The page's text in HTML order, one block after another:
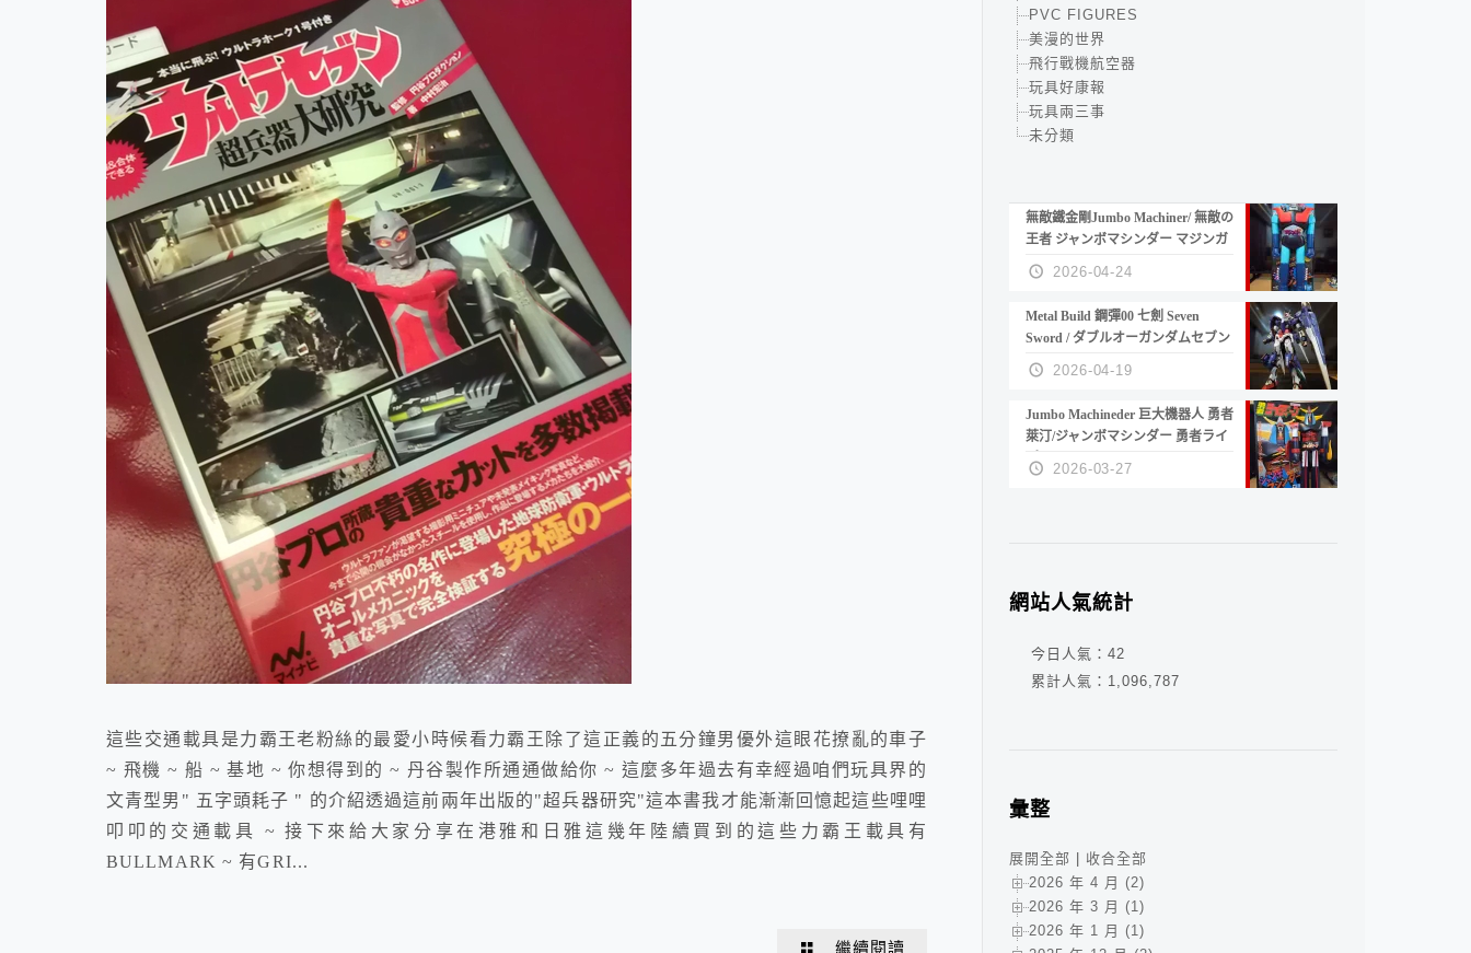
這些交通載具是力霸王老粉絲的最愛小時候看力霸王除了這正義的五分鐘男優外這眼花撩亂的車子
~ 飛機 ~ 船 ~ 基地 ~ 你想得到的 ~ 丹谷製作所通通做給你 ~ 這麼多年過去有幸經過咱們玩具界的
文青型男" 五字頭耗子 " 的介紹透過這前兩年出版的"超兵器研究"這本書我才能漸漸回憶起這些哩哩
叩叩的交通載具 ~ 接下來給大家分享在港雅和日雅這幾年陸續買到的這些力霸王載具有
BULLMARK ~ 有GRI...
繼續閱讀
PVC FIGURES
美漫的世界
飛行戰機航空器
玩具好康報
玩具兩三事
未分類
無敵鐵金剛Jumbo Machiner/ 無敵の
王者 ジャンボマシンダー マジンガ
ーZ
2026-04-24
Metal Build 鋼彈00 七劍 Seven
Sword / ダブルオーガンダムセブン
ソード/G
2026-04-19
Jumbo Machineder 巨大機器人 勇者
萊汀/ジャンボマシンダー 勇者ライ
ディーン
2026-03-27
網站人氣統計
今日人氣： 42
累計人氣： 1,096,787
彙整
展開全部
收合全部
2026 年 4 月 (2)
2026 年 3 月 (1)
2026 年 1 月 (1)